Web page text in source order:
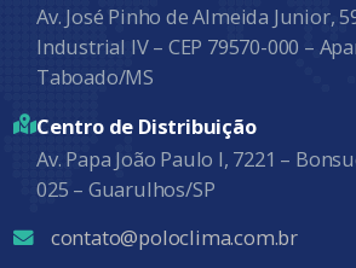
Av. José Pinho de Almeida Junior,
Industrial IV – CEP 79570-000 –
Taboado/MS
Centro de Distribuição
Av. Papa João Paulo I, 7221 –
025 – Guarulhos/SP
contato@poloclima.com.br